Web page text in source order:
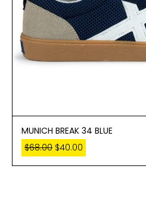
MUNICH BREAK 34 BLUE
$68.00 $40.00